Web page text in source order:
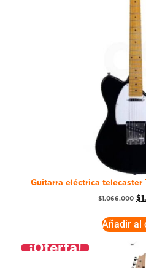
Guitarra eléctrica telecaster
$1.066.000 $
Añadir al
¡Oferta!